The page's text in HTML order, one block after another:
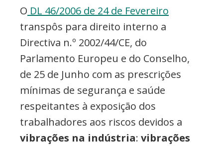
O DL 46/2006 de 24 de Fevereiro
transpôs para direito interno a
Directiva n.º 2002/44/CE, do
Parlamento Europeu e do Conselho,
de 25 de Junho com as prescrições
mínimas de segurança e saúde
respeitantes à exposição dos
trabalhadores aos riscos devidos a
vibrações na indústria: vibrações